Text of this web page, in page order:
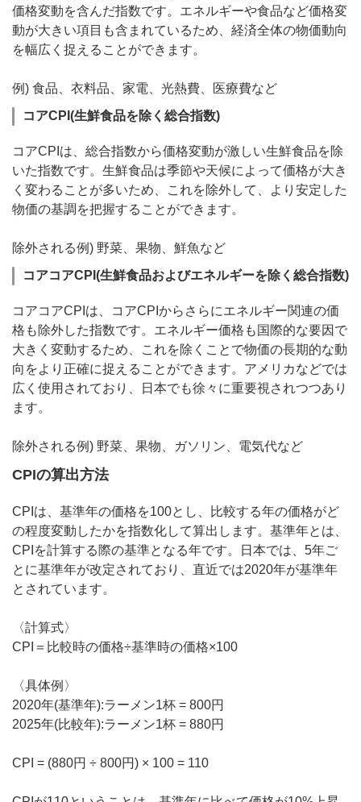
価格変動を含んだ指数です。エネルギーや食品など価格変
動が大きい項目も含まれているため、経済全体の物価動向
を幅広く捉えることができます。
例) 食品、衣料品、家電、光熱費、医療費など
コアCPI(生鮮食品を除く総合指数)
コアCPIは、総合指数から価格変動が激しい生鮮食品を除
いた指数です。生鮮食品は季節や天候によって価格が大き
く変わることが多いため、これを除外して、より安定した
物価の基調を把握することができます。
除外される例) 野菜、果物、鮮魚など
コアコアCPI(生鮮食品およびエネルギーを除く総合指数)
コアコアCPIは、コアCPIからさらにエネルギー関連の価
格も除外した指数です。エネルギー価格も国際的な要因で
大きく変動するため、これを除くことで物価の長期的な動
向をより正確に捉えることができます。アメリカなどでは
広く使用されており、日本でも徐々に重要視されつつあり
ます。
除外される例) 野菜、果物、ガソリン、電気代など
CPIの算出方法
CPIは、基準年の価格を100とし、比較する年の価格がど
の程度変動したかを指数化して算出します。基準年とは、
CPIを計算する際の基準となる年です。日本では、5年ご
とに基準年が改定されており、直近では2020年が基準年
とされています。
〈計算式〉
CPI＝比較時の価格÷基準時の価格×100
〈具体例〉
2020年(基準年):ラーメン1杯 = 800円
2025年(比較年):ラーメン1杯 = 880円
CPI = (880円 ÷ 800円) × 100 = 110